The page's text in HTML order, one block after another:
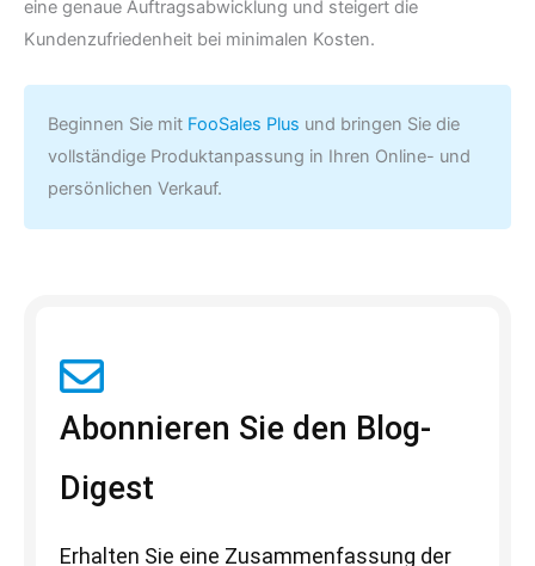
eine genaue Auftragsabwicklung und steigert die
Kundenzufriedenheit bei minimalen Kosten.
Beginnen Sie mit FooSales Plus und bringen Sie die
vollständige Produktanpassung in Ihren Online- und
persönlichen Verkauf.
Abonnieren Sie den Blog-
Digest
Erhalten Sie eine Zusammenfassung der